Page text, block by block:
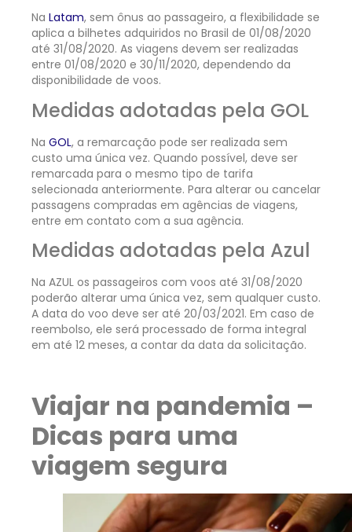
Na Latam, sem ônus ao passageiro, a flexibilidade se
aplica a bilhetes adquiridos no Brasil de 01/08/2020
até 31/08/2020. As viagens devem ser realizadas
entre 01/08/2020 e 30/11/2020, dependendo da
disponibilidade de voos.
Medidas adotadas pela GOL
Na GOL, a remarcação pode ser realizada sem
custo uma única vez. Quando possível, deve ser
remarcada para o mesmo tipo de tarifa
selecionada anteriormente. Para alterar ou cancelar
passagens compradas em agências de viagens,
entre em contato com a sua agência.
Medidas adotadas pela Azul
Na AZUL os passageiros com voos até 31/08/2020
poderão alterar uma única vez, sem qualquer custo.
A data do voo deve ser até 20/03/2021. Em caso de
reembolso, ele será processado de forma integral
em até 12 meses, a contar da data da solicitação.
Viajar na pandemia –
Dicas para uma
viagem segura